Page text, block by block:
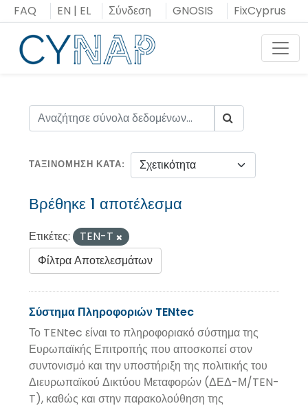
Μεταπήδηση
στο
περιεχόμενο
FAQ EN | EL Σύνδεση GNOSIS FixCyprus
ΤΑΞΙΝΌΜΗΣΗ ΚΑΤΆ
Βρέθηκε 1 αποτέλεσμα
Ετικέτες:
TEN-T
Φίλτρα Αποτελεσμάτων
Σύστημα Πληροφοριών TENtec
Το TENtec είναι το πληροφοριακό σύστημα της
Ευρωπαϊκής Επιτροπής που αποσκοπεί στον
συντονισμό και την υποστήριξη της πολιτικής του
Διευρωπαϊκού Δικτύου Μεταφορών (ΔΕΔ-Μ/TEN-
T), καθώς και στην παρακολούθηση της